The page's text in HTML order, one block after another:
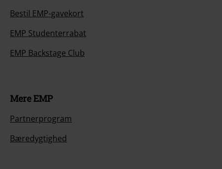
Bestil EMP-gavekort
EMP Studenterrabat
EMP Backstage Club
Mere EMP
Partnerprogram
Bæredygtighed